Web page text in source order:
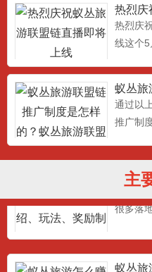
热烈庆
线
热烈庆
线这个
蚁丛旅
蚁丛旅
通过以
推广制
主
蚁丛
卓下载
最新蚁
旅游
蚁丛
法、
蚁丛旅
很多落
蚁丛旅